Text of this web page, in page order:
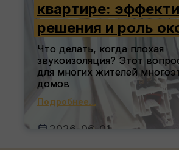
квартире:
решения и роль
Что делать, когда плохая
звукоизоляция? Этот
для многих жителей
домов
Подробнее...
2026-06-01